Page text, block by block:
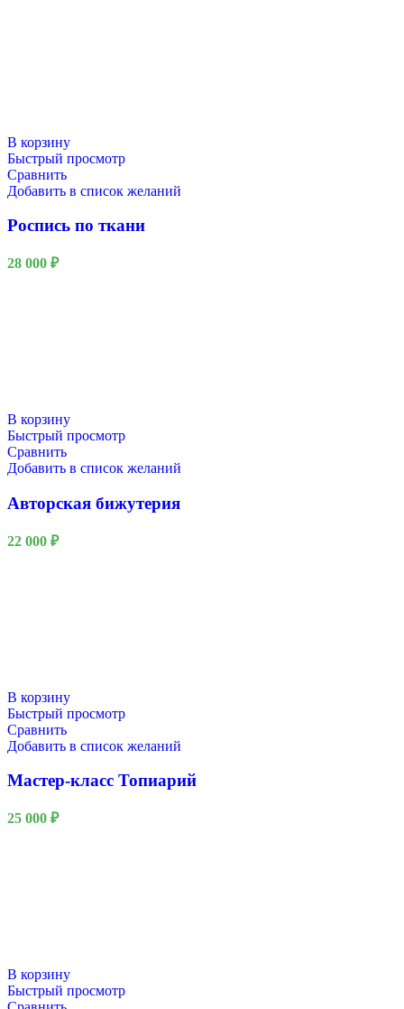
В корзину
Быстрый просмотр
Сравнить
Добавить в список желаний
Роспись по ткани
28 000 ₽
В корзину
Быстрый просмотр
Сравнить
Добавить в список желаний
Авторская бижутерия
22 000 ₽
В корзину
Быстрый просмотр
Сравнить
Добавить в список желаний
Мастер-класс Топиарий
25 000 ₽
В корзину
Быстрый просмотр